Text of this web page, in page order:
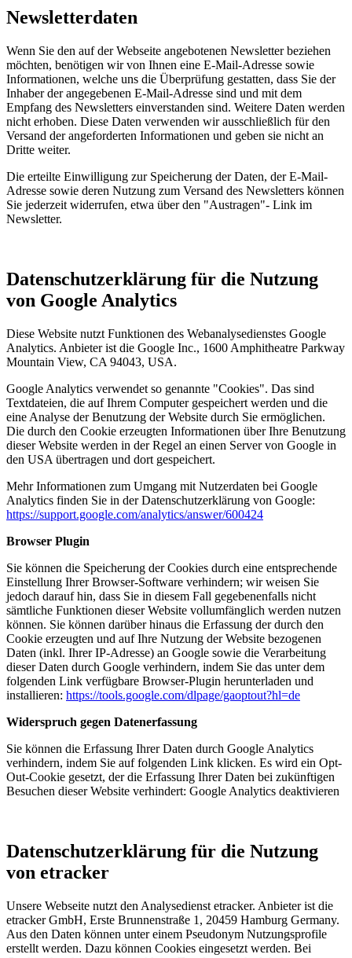
Newsletterdaten
Wenn Sie den auf der Webseite angebotenen Newsletter beziehen
möchten, benötigen wir von Ihnen eine E-Mail-Adresse sowie
Informationen, welche uns die Überprüfung gestatten, dass Sie der
Inhaber der angegebenen E-Mail-Adresse sind und mit dem
Empfang des Newsletters einverstanden sind. Weitere Daten werden
nicht erhoben. Diese Daten verwenden wir ausschließlich für den
Versand der angeforderten Informationen und geben sie nicht an
Dritte weiter.
Die erteilte Einwilligung zur Speicherung der Daten, der E-Mail-
Adresse sowie deren Nutzung zum Versand des Newsletters können
Sie jederzeit widerrufen, etwa über den "Austragen"- Link im
Newsletter.
Datenschutzerklärung für die Nutzung
von Google Analytics
Diese Website nutzt Funktionen des Webanalysedienstes Google
Analytics. Anbieter ist die Google Inc., 1600 Amphitheatre Parkway
Mountain View, CA 94043, USA.
Google Analytics verwendet so genannte "Cookies". Das sind
Textdateien, die auf Ihrem Computer gespeichert werden und die
eine Analyse der Benutzung der Website durch Sie ermöglichen.
Die durch den Cookie erzeugten Informationen über Ihre Benutzung
dieser Website werden in der Regel an einen Server von Google in
den USA übertragen und dort gespeichert.
Mehr Informationen zum Umgang mit Nutzerdaten bei Google
Analytics finden Sie in der Datenschutzerklärung von Google:
https://support.google.com/analytics/answer/600424
Browser Plugin
Sie können die Speicherung der Cookies durch eine entsprechende
Einstellung Ihrer Browser-Software verhindern; wir weisen Sie
jedoch darauf hin, dass Sie in diesem Fall gegebenenfalls nicht
sämtliche Funktionen dieser Website vollumfänglich werden nutzen
können. Sie können darüber hinaus die Erfassung der durch den
Cookie erzeugten und auf Ihre Nutzung der Website bezogenen
Daten (inkl. Ihrer IP-Adresse) an Google sowie die Verarbeitung
dieser Daten durch Google verhindern, indem Sie das unter dem
folgenden Link verfügbare Browser-Plugin herunterladen und
installieren: https://tools.google.com/dlpage/gaoptout?hl=de
Widerspruch gegen Datenerfassung
Sie können die Erfassung Ihrer Daten durch Google Analytics
verhindern, indem Sie auf folgenden Link klicken. Es wird ein Opt-
Out-Cookie gesetzt, der die Erfassung Ihrer Daten bei zukünftigen
Besuchen dieser Website verhindert: Google Analytics deaktivieren
Datenschutzerklärung für die Nutzung
von etracker
Unsere Webseite nutzt den Analysedienst etracker. Anbieter ist die
etracker GmbH, Erste Brunnenstraße 1, 20459 Hamburg Germany.
Aus den Daten können unter einem Pseudonym Nutzungsprofile
erstellt werden. Dazu können Cookies eingesetzt werden. Bei